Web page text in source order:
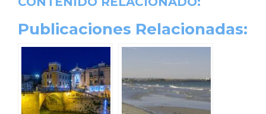
Publicaciones Relacionadas: